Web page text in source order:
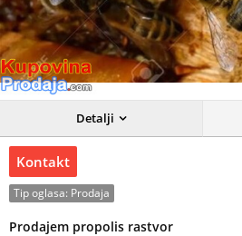
Detalji
Kontakt
Tip oglasa: Prodaja
Prodajem propolis rastvor